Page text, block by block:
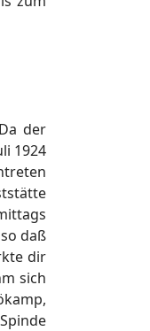
der
1924
daß
dir
sich